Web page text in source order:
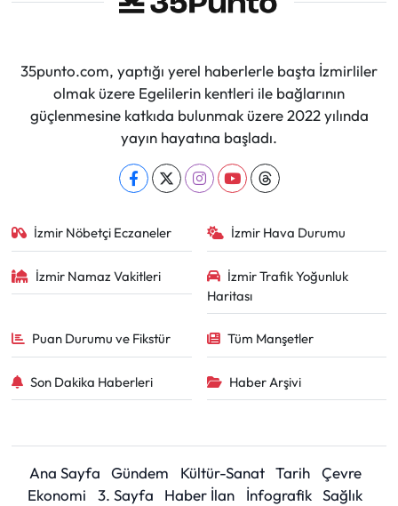
35punto.com, yaptığı yerel haberlerle başta İzmirliler
olmak üzere Egelilerin kentleri ile bağlarının
güçlenmesine katkıda bulunmak üzere 2022 yılında
yayın hayatına başladı.
İzmir Nöbetçi Eczaneler İzmir Hava Durumu
İzmir Namaz Vakitleri
İzmir Trafik Yoğunluk
Haritası
Puan Durumu ve Fikstür Tüm Manşetler
Son Dakika Haberleri Haber Arşivi
Ana Sayfa Gündem Kültür-Sanat Tarih
Çevre
Ekonomi
3. Sayfa Haber İlan İnfografik Sağlık